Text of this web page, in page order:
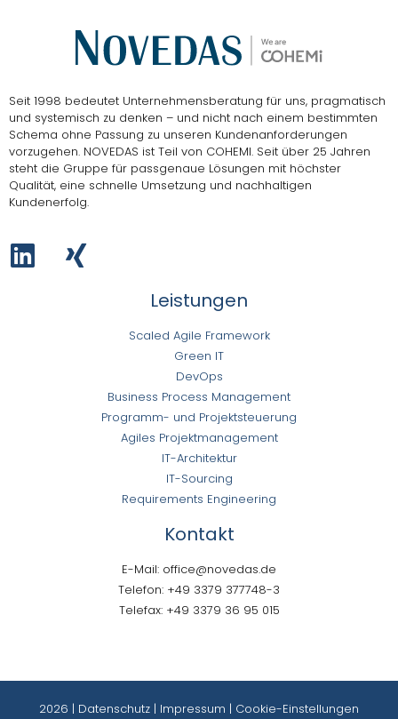
Seit 1998 bedeutet Unternehmensberatung für uns, pragmatisch
und systemisch zu denken – und nicht nach einem bestimmten
Schema ohne Passung zu unseren Kundenanforderungen
vorzugehen. NOVEDAS ist Teil von COHEMI. Seit über 25 Jahren
steht die Gruppe für passgenaue Lösungen mit höchster
Qualität, eine schnelle Umsetzung und nachhaltigen
Kundenerfolg.
Leistungen
Scaled Agile Framework
Green IT
DevOps
Business Process Management
Programm- und Projektsteuerung
Agiles Projektmanagement
IT-Architektur
IT-Sourcing
Requirements Engineering
Kontakt
E-Mail: office@novedas.de
Telefon: +49 3379 377748-3
Telefax: +49 3379 36 95 015
2026 | Datenschutz | Impressum | Cookie-Einstellungen